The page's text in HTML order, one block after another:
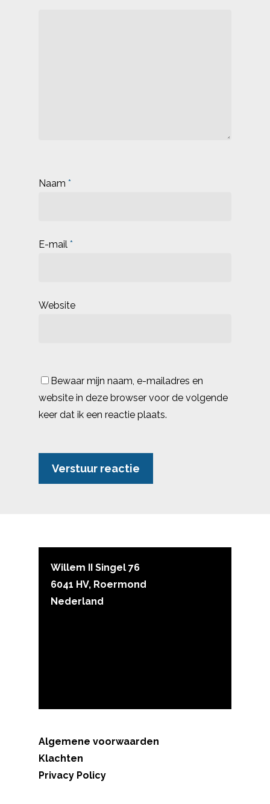
Naam *
E-mail *
Website
Bewaar mijn naam, e-mailadres en
website in deze browser voor de volgende
keer dat ik een reactie plaats.
Willem II Singel 76
6041 HV, Roermond
Nederland
Algemene voorwaarden
Klachten
Privacy Policy